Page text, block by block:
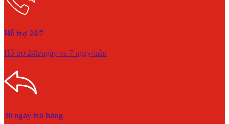
Hỗ trợ 24/7
Hỗ trợ 24h/ngày và 7 ngày/tuần
30 ngày trả hàng